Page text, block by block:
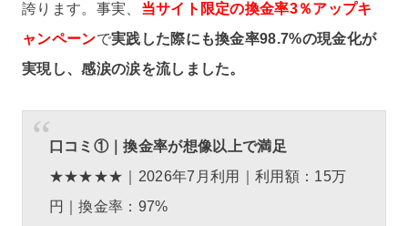
誇ります。事実、 当サイト限定の換金率3％アップキ
ャンペーンで実践した際にも換金率98.7%の現金化が
実現し、感涙の涙を流しました。
口コミ①｜換金率が想像以上で満足
★★★★★｜2026年7月利用｜利用額：15万
円｜換金率：97%